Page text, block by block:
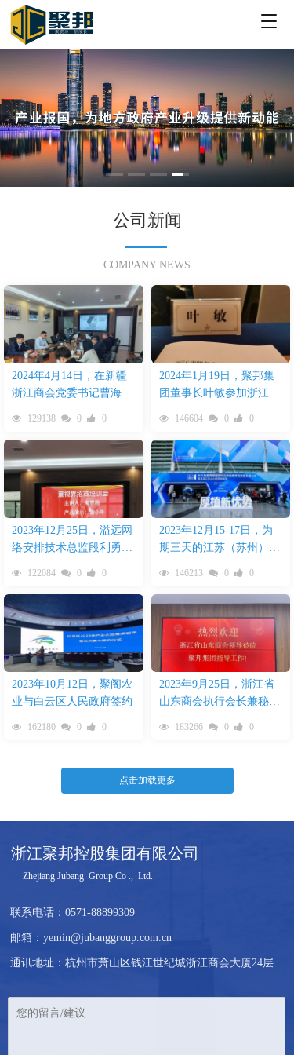
T
g
e
n
a
i
公司新闻
COMPANY NEWS
2024年4月14日，在新疆
浙江商会党委书记曹海华
震一行莅临聚邦集团考察
129138 0 0
2024年1月19日，聚邦集
团董事长叶敏参加浙江省
146604 0 0
2023年12月25日，溢远网
络安排技术总监段利勇率
122084 0 0
2023年12月15-17日，为
期三天的江苏（苏州）教
146213 0 0
2023年10月12日，聚阁农
业与白云区人民政府签约
162180 0 0
2023年9月25日，浙江省
山东商会执行会长兼秘书
183266 0 0
点击加载更多
浙江聚邦控股集团有限公司
     Zhejiang Jubang  Group Co .,  Ltd.
联系电话： 0571-88899309
邮箱：yemin@jubanggroup.com.cn
通讯地址：杭州市萧山区钱江世纪城浙江商会大厦24层